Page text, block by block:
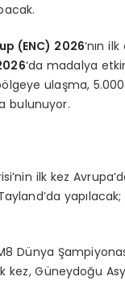
(ENC) 2026‘nın
‘da madalya
ulaşma,
bulunuyor.
ilk kez
Dünya
kez, Güneydoğu